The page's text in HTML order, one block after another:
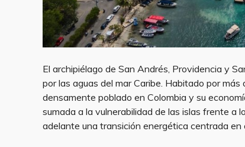
El archipiélago de San Andrés, Providencia y
por las aguas del mar Caribe. Habitado por
densamente poblado en Colombia y su
sumada a la vulnerabilidad de las islas frente a
adelante una transición energética centrada en